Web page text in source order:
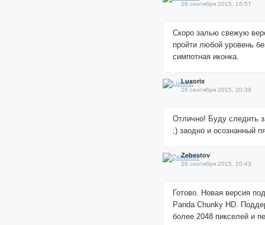
26 сентября 2015, 16:57
Скоро залью свежую
пройти любой уровень
симпотная иконка.
Luxorix
26 сентября 2015, 20:38
Отлично! Буду следить
;) заодно и осознанный
Zebestov
26 сентября 2015, 20:43
Готово. Новая версия
Panda Chunky HD.
более 2048 пикселей и